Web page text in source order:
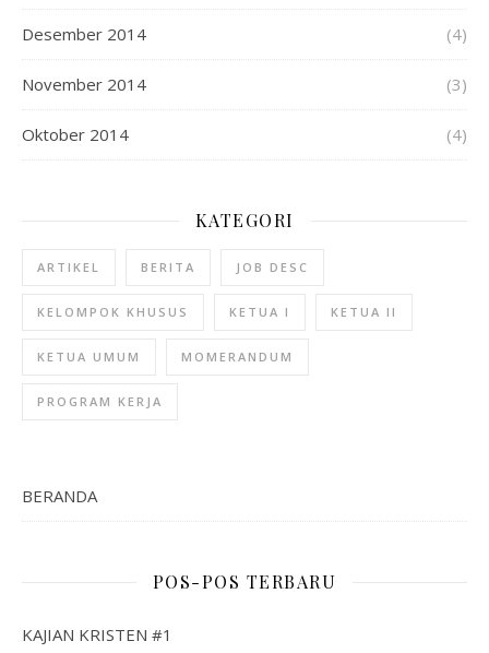
Desember 2014 (4)
November 2014 (3)
Oktober 2014 (4)
KATEGORI
ARTIKEL BERITA JOB DESC
KELOMPOK KHUSUS KETUA I KETUA II
KETUA UMUM MOMERANDUM
PROGRAM KERJA
BERANDA
POS-POS TERBARU
KAJIAN KRISTEN #1